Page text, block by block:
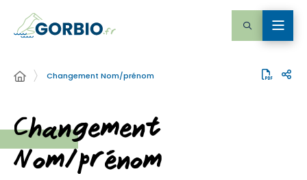
Changement Nom/prénom
Changement
Nom/prénom